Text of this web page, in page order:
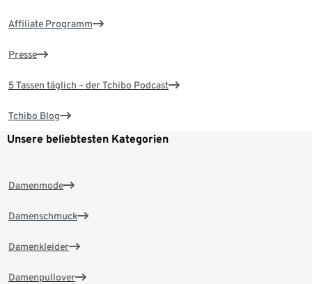
Affiliate Programm
Presse
5 Tassen täglich – der Tchibo Podcast
Tchibo Blog
Unsere beliebtesten Kategorien
Damenmode
Damenschmuck
Damenkleider
Damenpullover